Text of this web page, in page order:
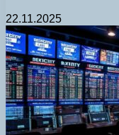
22.11.2025